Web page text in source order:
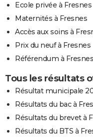
Ecole privée à Fresnes
Maternités à Fresnes
Accès aux soins à
Prix du neuf à Fresnes
Référendum à Fresnes
Tous les résultats
Résultat municipale
Résultats du bac à
Résultats du brevet à
Résultats du BTS à